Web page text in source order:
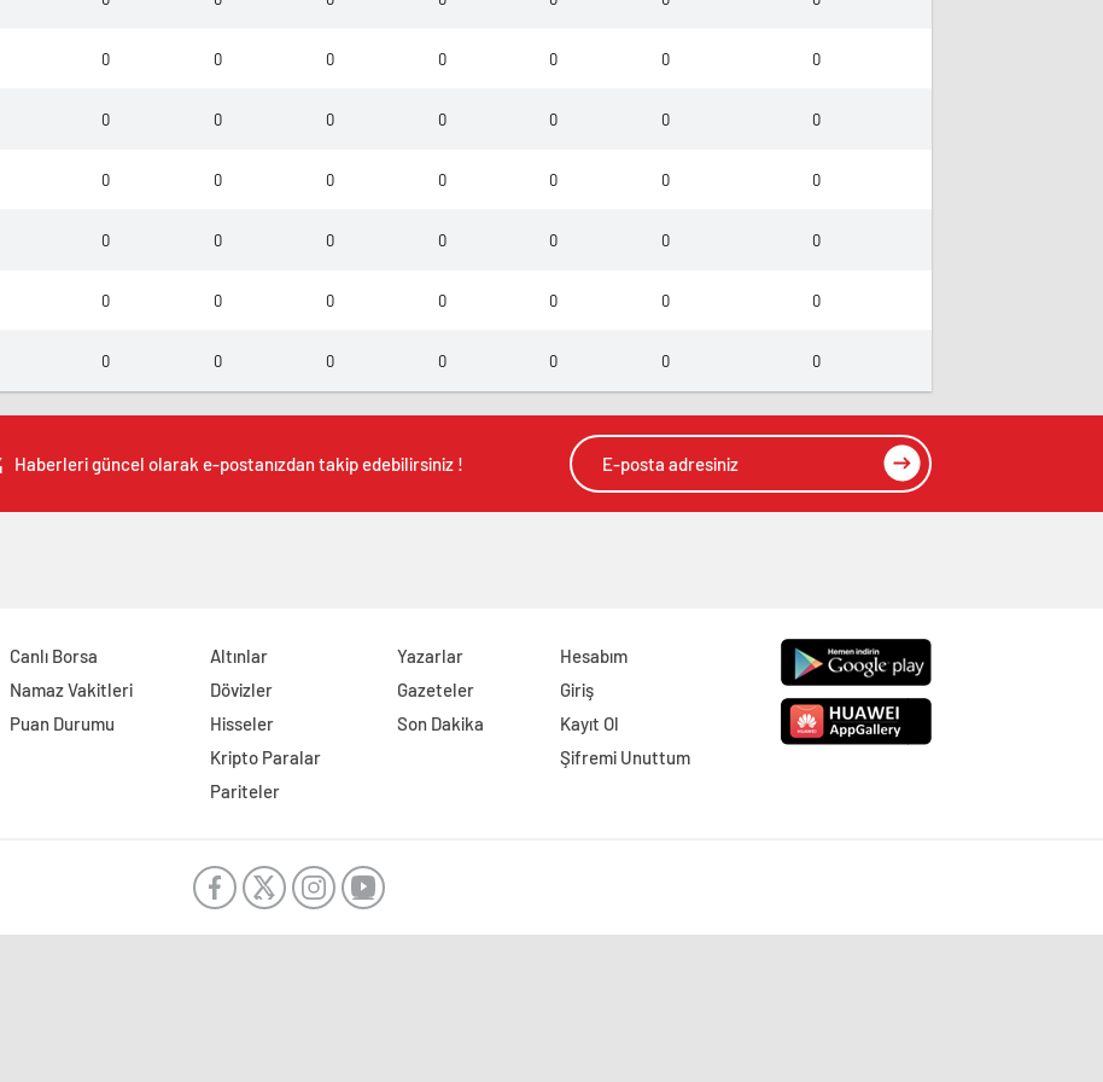
0 0 0 0 0 0 0
0 0 0 0 0 0 0
0 0 0 0 0 0 0
0 0 0 0 0 0 0
0 0 0 0 0 0 0
0 0 0 0 0 0 0
Haberleri güncel olarak e-postanızdan takip edebilirsiniz !
Canlı Borsa
Namaz Vakitleri
Puan Durumu
Altınlar
Dövizler
Hisseler
Kripto Paralar
Pariteler
Yazarlar
Gazeteler
Son Dakika
Hesabım
Giriş
Kayıt Ol
Şifremi Unuttum